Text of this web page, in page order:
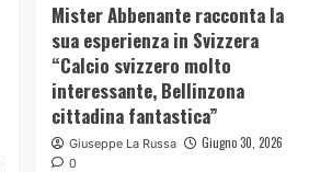
Mister Abbenante racconta la
sua esperienza in Svizzera
“Calcio svizzero molto
interessante, Bellinzona
cittadina fantastica”
Giuseppe La Russa Giugno 30, 2026
0